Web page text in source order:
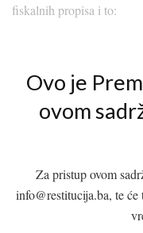
fiskalnih propisa i to:
Ovo je
ovom
Za pristup ovom
info@restitucija.ba, te